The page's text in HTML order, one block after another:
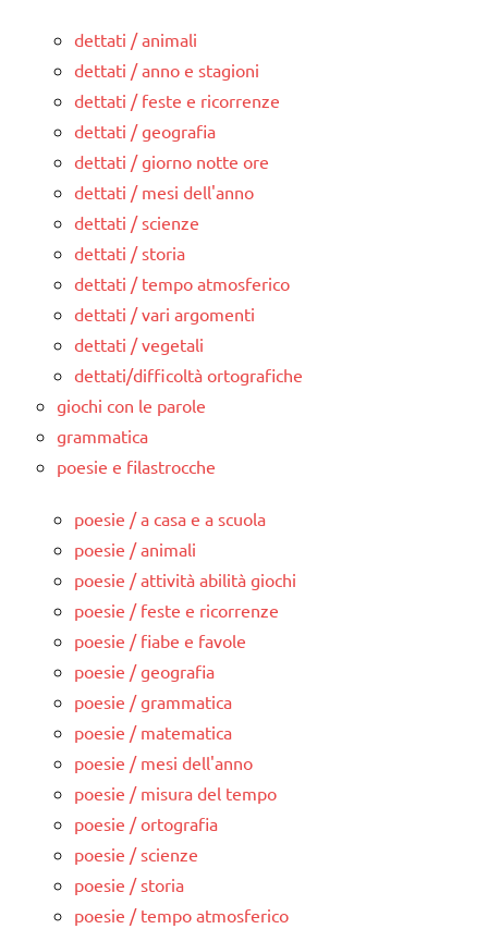
dettati / animali
dettati / anno e stagioni
dettati / feste e ricorrenze
dettati / geografia
dettati / giorno notte ore
dettati / mesi dell'anno
dettati / scienze
dettati / storia
dettati / tempo atmosferico
dettati / vari argomenti
dettati / vegetali
dettati/difficoltà ortografiche
giochi con le parole
grammatica
poesie e filastrocche
poesie / a casa e a scuola
poesie / animali
poesie / attività abilità giochi
poesie / feste e ricorrenze
poesie / fiabe e favole
poesie / geografia
poesie / grammatica
poesie / matematica
poesie / mesi dell'anno
poesie / misura del tempo
poesie / ortografia
poesie / scienze
poesie / storia
poesie / tempo atmosferico